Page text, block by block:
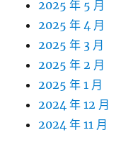
2025 年 5 月
2025 年 4 月
2025 年 3 月
2025 年 2 月
2025 年 1 月
2024 年 12 月
2024 年 11 月